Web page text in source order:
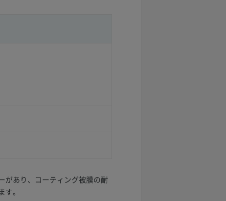
があり、コーティング被膜の耐
。